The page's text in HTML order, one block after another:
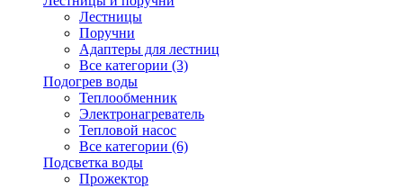
Лестницы
Поручни
Адаптеры для лестниц
Все категории (3)
Подогрев воды
Теплообменник
Электронагреватель
Тепловой насос
Все категории (6)
Подсветка воды
Прожектор